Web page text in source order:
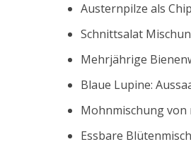
Austernpilze als
Schnittsalat
Mehrjährige
Blaue Lupine:
Mohnmischung von
Essbare